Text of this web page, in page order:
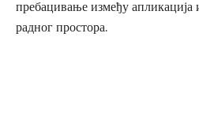
пребацивање између апликација
радног простора.